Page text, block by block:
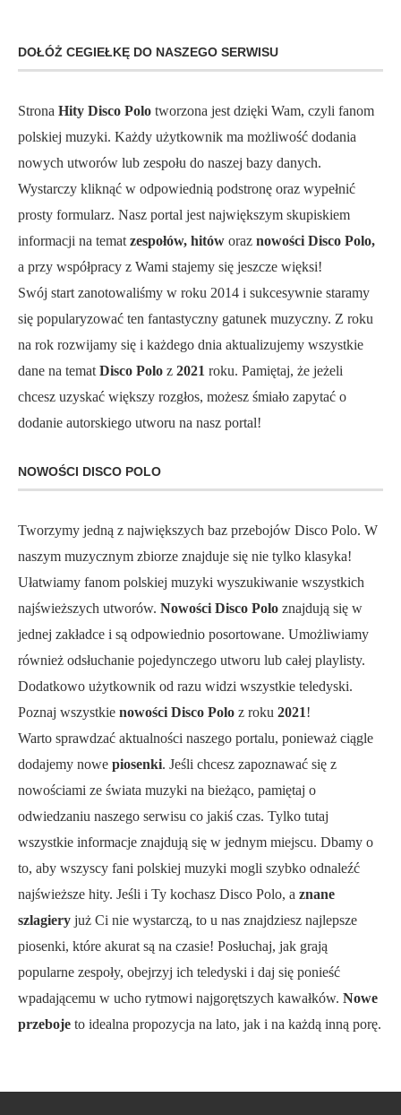
DOŁÓŻ CEGIEŁKĘ DO NASZEGO SERWISU
Strona Hity Disco Polo tworzona jest dzięki Wam, czyli fanom
polskiej muzyki. Każdy użytkownik ma możliwość dodania
nowych utworów lub zespołu do naszej bazy danych.
Wystarczy kliknąć w odpowiednią podstronę oraz wypełnić
prosty formularz. Nasz portal jest największym skupiskiem
informacji na tematzespołów, hitów oraz nowości Disco Polo,
a przy współpracy z Wami stajemy się jeszcze więksi!
Swój start zanotowaliśmy w roku 2014 i sukcesywnie staramy
się popularyzować ten fantastyczny gatunek muzyczny. Z roku
na rok rozwijamy się i każdego dnia aktualizujemy wszystkie
dane na tematDisco Polo z 2021 roku. Pamiętaj, że jeżeli
chcesz uzyskać większy rozgłos, możesz śmiało zapytać o
dodanie autorskiego utworu na nasz portal!
NOWOŚCI DISCO POLO
Tworzymy jedną z największych baz przebojów Disco Polo. W
naszym muzycznym zbiorze znajduje się nie tylko klasyka!
Ułatwiamy fanom polskiej muzyki wyszukiwanie wszystkich
najświeższych utworów. Nowości Disco Polo znajdują się w
jednej zakładce i są odpowiednio posortowane. Umożliwiamy
również odsłuchanie pojedynczego utworu lub całej playlisty.
Dodatkowo użytkownik od razu widzi wszystkie teledyski.
Poznaj wszystkie nowości Disco Polo z roku 2021!
Warto sprawdzać aktualności naszego portalu, ponieważ ciągle
dodajemy nowe piosenki. Jeśli chcesz zapoznawać się z
nowościami ze świata muzyki na bieżąco, pamiętaj o
odwiedzaniu naszego serwisu co jakiś czas. Tylko tutaj
wszystkie informacje znajdują się w jednym miejscu. Dbamy o
to, aby wszyscy fani polskiej muzyki mogli szybko odnaleźć
najświeższe hity. Jeśli i Ty kochasz Disco Polo, a znane
szlagiery już Ci nie wystarczą, to u nas znajdziesz najlepsze
piosenki, które akurat są na czasie! Posłuchaj, jak grają
popularne zespoły, obejrzyj ich teledyski i daj się ponieść
wpadającemu w ucho rytmowi najgorętszych kawałków. Nowe
przeboje to idealna propozycja na lato, jak i na każdą inną porę.